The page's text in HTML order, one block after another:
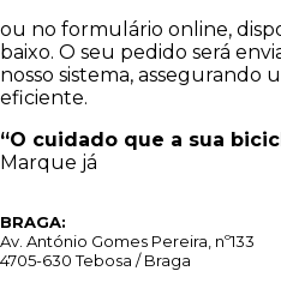
ou no formulário online,
baixo. O seu pedido será
nosso sistema, assegurando
eficiente.
“O cuidado que a sua
Marque já
BRAGA:
Av. António Gomes Pereira, nº133
4705-630 Tebosa / Braga